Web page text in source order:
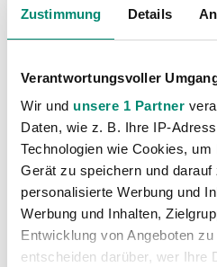
Zustimmung Details
Verantwortungsvoller
Wir und unsere 1 Partner
Daten, wie z. B. Ihre IP-
Technologien wie Cookies,
Gerät zu speichern und
personalisierte Werbung und
Werbung und Inhalten,
Entwicklung von Angeboten
entscheiden darüber, wer Ihre